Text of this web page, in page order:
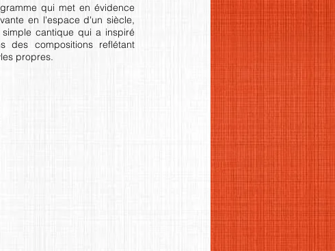
qui met en évidence
en l'espace d'un siècle,
cantique qui a inspiré
des compositions reflétant
propres.